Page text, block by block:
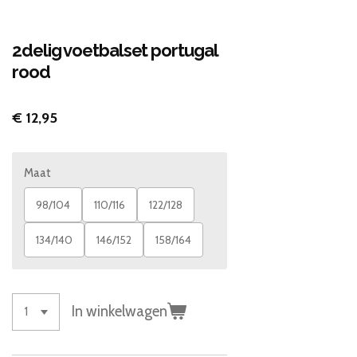
2delig voetbalset portugal
rood
€ 12,95
Maat
98/104 110/116 122/128
134/140 146/152 158/164
In winkelwagen